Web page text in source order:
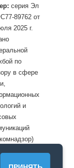
серия Эл
89762 от
2025 г.
по
в сфере
и
материалов с